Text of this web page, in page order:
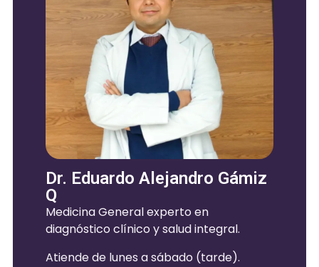
Dr. Eduardo Alejandro Gámiz
Q
Medicina General experto en
diagnóstico clínico y salud integral.
Atiende de lunes a sábado (tarde).